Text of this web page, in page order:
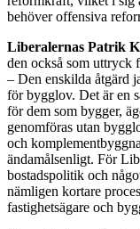
behöver offensiva
Liberalernas Patrik
den också som uttryck
– Den enskilda åtgärd
för bygglov. Det är en
för dem som bygger,
genomföras utan
och
ändamålsenligt. För
bostadspolitik och
nämligen kortare
fastighetsägare och